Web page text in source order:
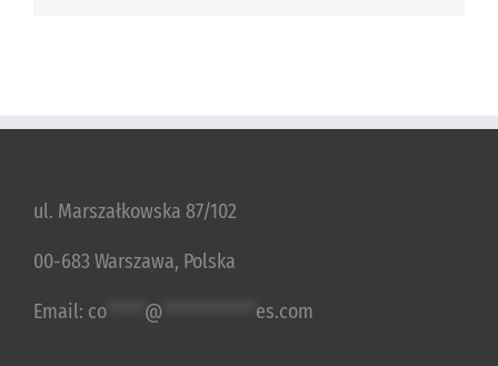
ul. Marszałkowska 87/102
00-683 Warszawa, Polska
Email: co @ es.com